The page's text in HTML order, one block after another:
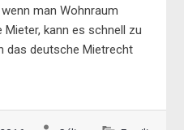
man Wohnraum
kann es schnell zu
das deutsche Mietrecht